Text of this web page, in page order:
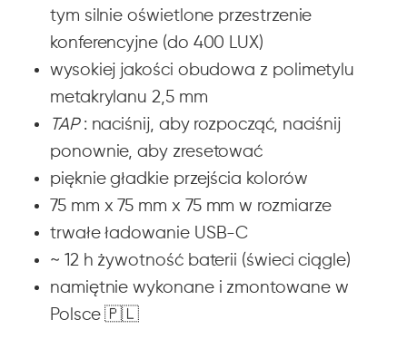
tym silnie oświetlone przestrzenie
konferencyjne (do 400 LUX)
wysokiej jakości obudowa z polimetylu
metakrylanu 2,5 mm
TAP: naciśnij, aby rozpocząć, naciśnij
ponownie, aby zresetować
pięknie gładkie przejścia kolorów
75 mm x 75 mm x 75 mm w rozmiarze
trwałe ładowanie USB-C
~ 12 h żywotność baterii (świeci ciągle)
namiętnie wykonane i zmontowane w
Polsce 🇵🇱